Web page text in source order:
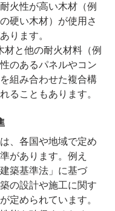
火性が高い木材（例
硬い木材）が使用さ
ります。
材と他の耐火材料（例
のあるパネルやコン
組み合わせた複合構
ることもあります。
、各国や地域で定め
があります。例え
築基準法」に基づ
の設計や施工に関す
定められています。